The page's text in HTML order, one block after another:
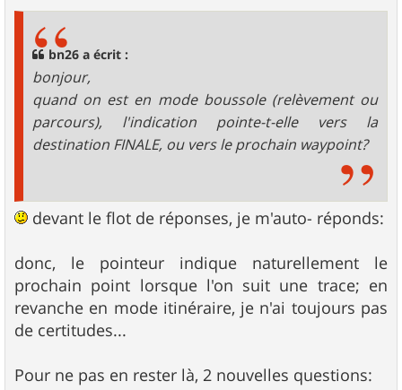
bn26 a écrit :
bonjour,
quand on est en mode boussole (relèvement ou
parcours), l'indication pointe-t-elle vers la
destination FINALE, ou vers le prochain waypoint?
devant le flot de réponses, je m'auto- réponds:
donc, le pointeur indique naturellement le
prochain point lorsque l'on suit une trace; en
revanche en mode itinéraire, je n'ai toujours pas
de certitudes...
Pour ne pas en rester là, 2 nouvelles questions: